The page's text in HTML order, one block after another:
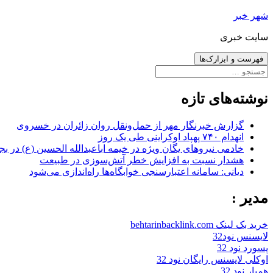
رفتن
نوشته‌ها
شهر خبر
سایت خبری
فهرست و ابزارک‌ها
جستجو
نوشته‌های تازه
گزارش خبرنگار مهر از حمل‌ونقل روان زائران در خسروی
انهدام ۷۴۰ پهپاد اوکراینی طی یک روز
خادمی نیروهای یگان ویژه در خیمه اباعبدالله الحسین (ع) در
هشدار نسبت به افزایش خطر آتش‌سوزی در طبیعت
دیانی: سامانه اعتبارسنجی خوابگاه‌ها راه‌اندازی می‌شود
مدیر :
خرید بک لینک behtarinbacklink.com
لایسنس نود32
پسورد نود 32
اوکلی لایسنس رایگان نود 32
همیار نود 32